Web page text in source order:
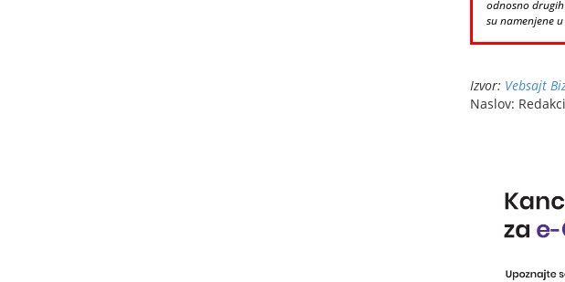
odnosno
su namenjene
Izvor: Vebsajt
Naslov: